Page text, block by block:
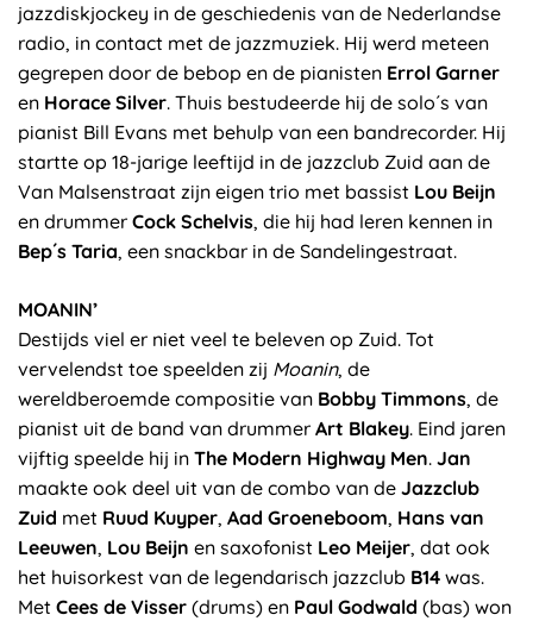
jazzdiskjockey in de geschiedenis van de Nederlandse
radio, in contact met de jazzmuziek. Hij werd meteen
gegrepen door de bebop en de pianisten Errol Garner
en Horace Silver. Thuis bestudeerde hij de solo´s van
pianist Bill Evans met behulp van een bandrecorder. Hij
startte op 18-jarige leeftijd in de jazzclub Zuid aan de
Van Malsenstraat zijn eigen trio met bassist Lou Beijn
en drummer Cock Schelvis, die hij had leren kennen in
Bep´s Taria, een snackbar in de Sandelingestraat.
MOANIN’
Destijds viel er niet veel te beleven op Zuid. Tot
vervelendst toe speelden zij Moanin, de
wereldberoemde compositie van Bobby Timmons, de
pianist uit de band van drummer Art Blakey. Eind jaren
vijftig speelde hij in The Modern Highway Men. Jan
maakte ook deel uit van de combo van de Jazzclub
Zuid met Ruud Kuyper, Aad Groeneboom, Hans van
Leeuwen, Lou Beijn en saxofonist Leo Meijer, dat ook
het huisorkest van de legendarisch jazzclub B14 was.
Met Cees de Visser (drums) en Paul Godwald (bas) won